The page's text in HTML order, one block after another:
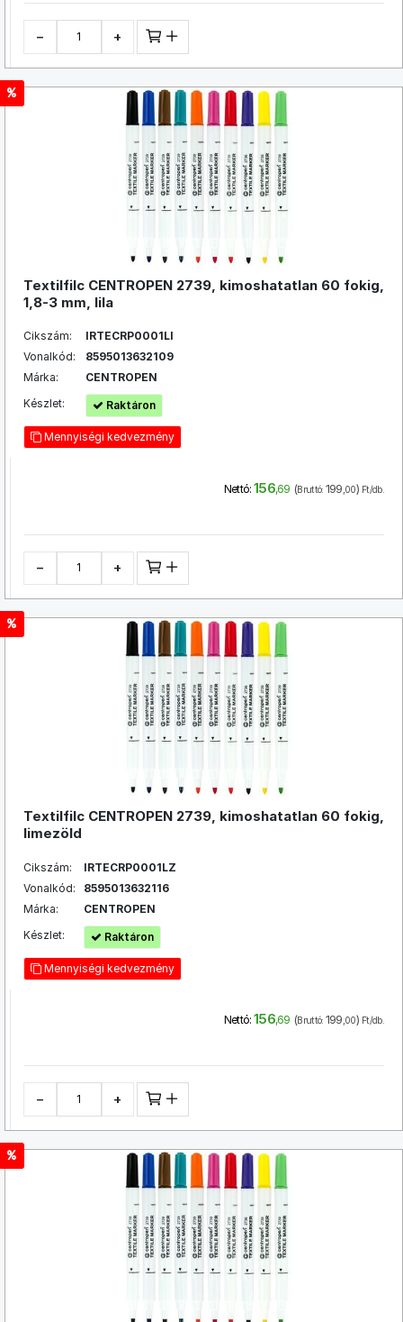
− +
Textilfilc CENTROPEN 2739, kimoshatatlan 60 fokig,
1,8-3 mm, lila
Cikszám:
IRTECRP0001LI
Vonalkód:
8595013632109
Márka:
CENTROPEN
Készlet:
Raktáron
Mennyiségi kedvezmény
Nettó: 156,69 (Bruttó: 199,00) Ft/db.
− +
Textilfilc CENTROPEN 2739, kimoshatatlan 60 fokig,
limezöld
Cikszám:
IRTECRP0001LZ
Vonalkód:
8595013632116
Márka:
CENTROPEN
Készlet:
Raktáron
Mennyiségi kedvezmény
Nettó: 156,69 (Bruttó: 199,00) Ft/db.
− +